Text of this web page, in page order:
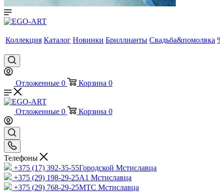
Коллекция Каталог Новинки Бриллианты Свадьба&помолвка
Отложенные 0 Корзина 0
Отложенные 0 Корзина 0
Телефоны
+375 (17) 392-35-55Городской Мстиславца
+375 (29) 198-29-25A1 Мстиславца
+375 (29) 768-29-25МТС Мстиславца